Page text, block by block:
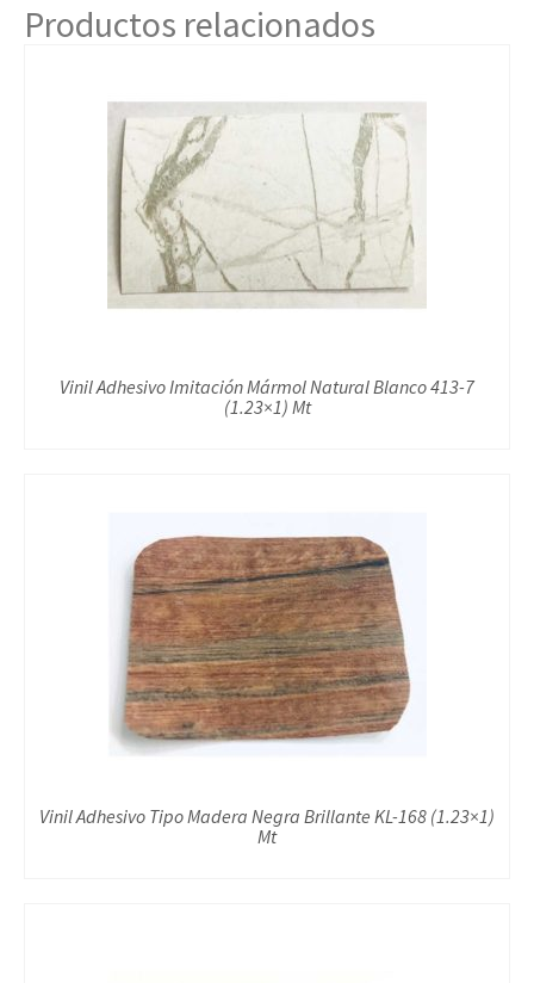
Productos relacionados
Vinil Adhesivo Imitación Mármol Natural Blanco 413-7
(1.23×1) Mt
Vinil Adhesivo Tipo Madera Negra Brillante KL-168 (1.23×1)
Mt